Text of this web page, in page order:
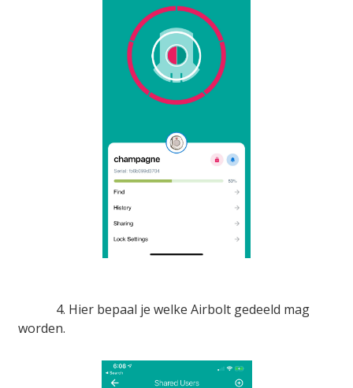
4. Hier bepaal je welke Airbolt gedeeld mag
worden.